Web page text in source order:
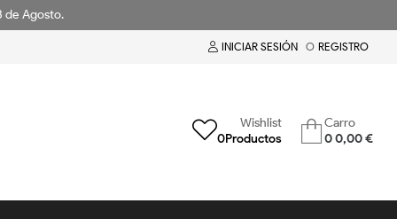
de Agosto.
INICIAR SESIÓN O REGISTRO
Wishlist
0Productos
Carro
00,00 €